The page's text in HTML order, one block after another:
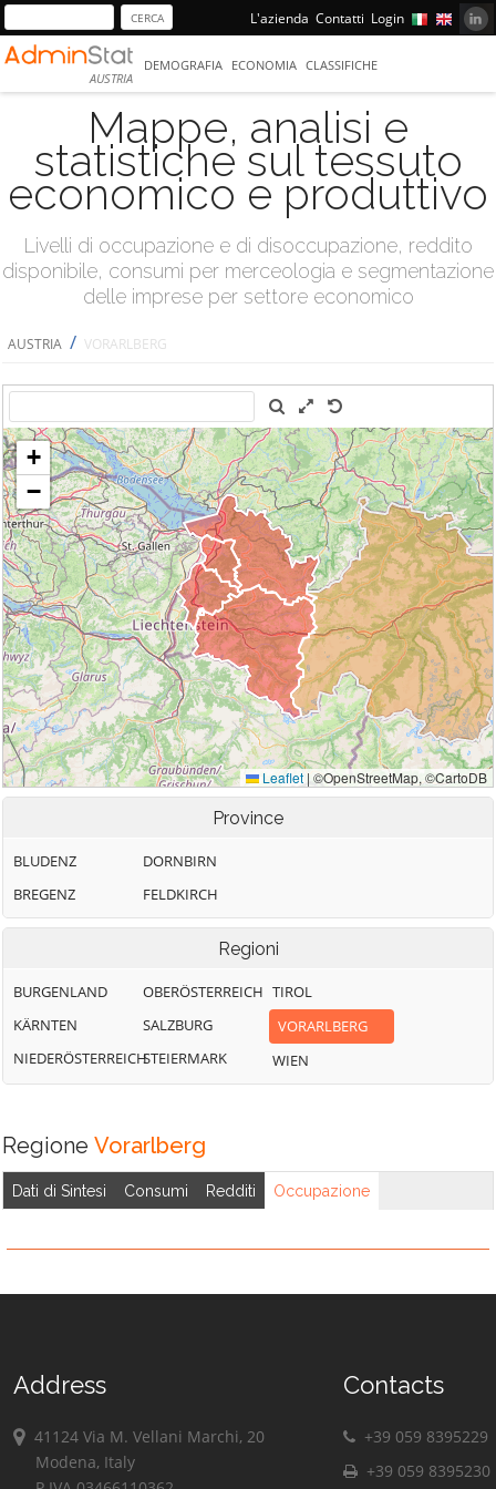
L'azienda Contatti Login
AUSTRIA
DEMOGRAFIA ECONOMIA CLASSIFICHE
Mappe, analisi e
statistiche sul tessuto
economico e produttivo
Livelli di occupazione e di disoccupazione, reddito
disponibile, consumi per merceologia e segmentazione
delle imprese per settore economico
AUSTRIA / VORARLBERG
Province
BLUDENZ
BREGENZ
DORNBIRN
FELDKIRCH
Regioni
BURGENLAND
KÄRNTEN
NIEDERÖSTERREICH
OBERÖSTERREICH
SALZBURG
STEIERMARK
TIROL
VORARLBERG
WIEN
Regione Vorarlberg
Dati di Sintesi Consumi Redditi Occupazione
Address
41124 Via M. Vellani Marchi, 20
Modena, Italy
Contacts
+39 059 8395229
+39 059 8395230